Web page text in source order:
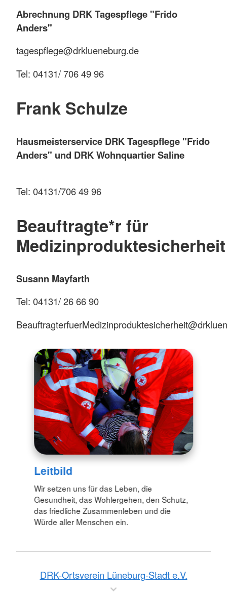
Abrechnung DRK Tagespflege "Frido
Anders"
tagespflege@drklueneburg.de
Tel: 04131/ 706 49 96
Frank Schulze
Hausmeisterservice DRK Tagespflege "Frido
Anders" und DRK Wohnquartier Saline
Tel: 04131/706 49 96
Beauftragte*r für
Medizinproduktesicherheit
Susann Mayfarth
Tel: 04131/ 26 66 90
Leitbild
Wir setzen uns für das Leben, die
Gesundheit, das Wohlergehen, den Schutz,
das friedliche Zusammenleben und die
Würde aller Menschen ein.
DRK-Ortsverein Lüneburg-Stadt e.V.